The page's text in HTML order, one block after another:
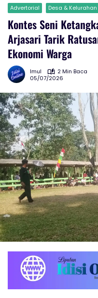
Advertorial Desa & Kelurahan
Kontes Seni
Arjasari Tarik
Ekonomi Warga
Imul
2 Min Baca
05/07/2026